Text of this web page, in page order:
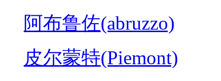
阿布鲁佐(abruzzo)
皮尔蒙特(Piemont)